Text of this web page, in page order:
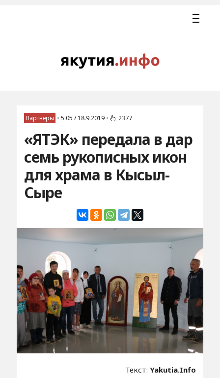
Партнеры • 5:05 / 18.9.2019 • 2377
«ЯТЭК» передала в дар
семь рукописных икон
для храма в Кысыл-
Сыре
Текст:Yakutia.Info